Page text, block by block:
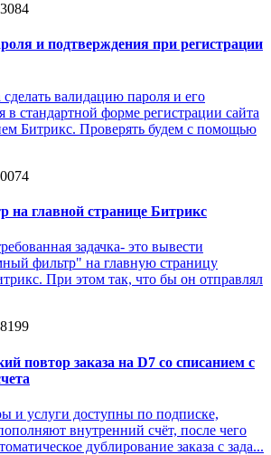
и подтверждения при регистрации
сделать валидацию пароля и его
в стандартной форме регистрации сайта
Битрикс. Проверять будем с помощью
на главной странице Битрикс
задачка- это вывести
фильтр" на главную страницу
При этом так, что бы он отправлял
повтор заказа на D7 со списанием с
и услуги доступны по подписке,
внутренний счёт, после чего
дублирование заказа с зада...